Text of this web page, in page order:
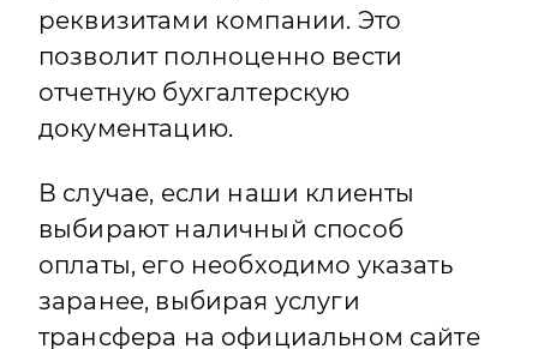
реквизитами компании. Это
позволит полноценно вести
отчетную бухгалтерскую
документацию.
В случае, если наши клиенты
выбирают наличный способ
оплаты, его необходимо указать
заранее, выбирая услуги
трансфера на официальном сайте